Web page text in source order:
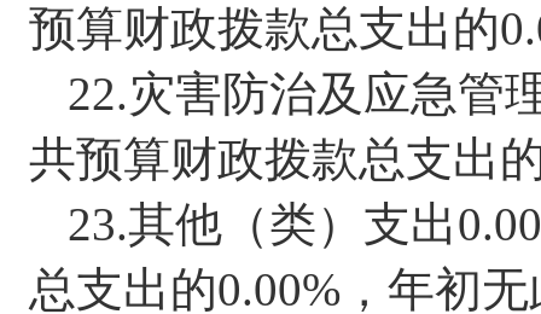
预算财政拨款总支出的
22.灾害防治及应急管
共预算财政拨款总支出
23.其他（类）支出0.00
总支出的0.00%， 年初